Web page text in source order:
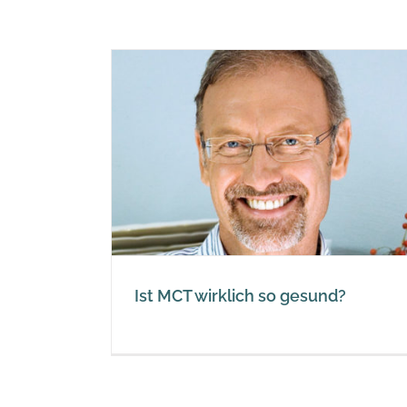
Ist MCT wirklich so gesund?